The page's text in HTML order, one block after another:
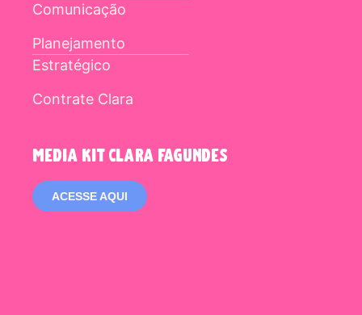
Comunicação
Planejamento
Estratégico
Contrate Clara
media kit clara fagundes
ACESSE AQUI